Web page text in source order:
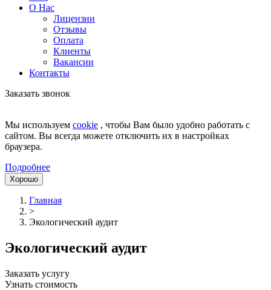
О Нас
Лицензии
Отзывы
Оплата
Клиенты
Вакансии
Контакты
Заказать звонок
Мы используем cookie , чтобы Вам было удобно работать с
сайтом. Вы всегда можете отключить их в настройках
браузера.
Подробнее
Хорошо
Главная
>
Экологический аудит
Экологический аудит
Заказать услугу
Узнать стоимость